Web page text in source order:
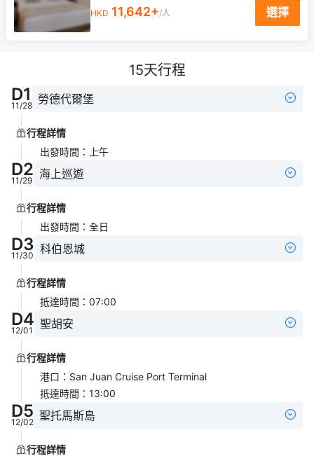
HKD 11,642+/人 選擇
15天行程
D1
11/28 勞德代爾堡
行程詳情
出發時間 ： 上午
D2
11/29 海上巡遊
行程詳情
出發時間 ： 全日
D3
11/30 科伯恩城
行程詳情
抵達時間 ： 07:00
D4
12/01 聖胡安
行程詳情
港口 ： San Juan Cruise Port Terminal
抵達時間 ： 13:00
D5
12/02 聖托馬斯島
行程詳情